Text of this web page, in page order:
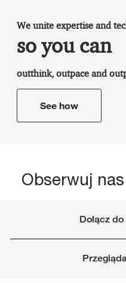
We unite expertise and
so you can
outthink, outpace and
See how
Obserwuj nas
Dołącz